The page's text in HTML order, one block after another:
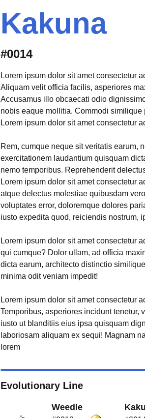
Kakuna
#0014
Lorem ipsum dolor sit amet consectetur
Aliquam velit officia facilis, asperiores
Accusamus illo obcaecati odio
nobis eaque mollitia. Commodi similique
Lorem ipsum dolor sit amet consectetur
Rem, cumque neque sit veritatis earum,
exercitationem laudantium quisquam
nemo temporibus. Reprehenderit
Lorem ipsum dolor sit amet consectetur
atque delectus molestiae quibusdam
voluptates error, doloremque dolores
iusto expedita quod, reiciendis nostrum,
Lorem ipsum dolor sit amet consectetur
qui cumque? Dolor ullam, ad officia
dicta earum, architecto distinctio
minima odit veniam impedit!
Lorem ipsum dolor sit amet consectetur
Temporibus, asperiores incidunt tenetur,
iusto ut blanditiis eius ipsa quisquam
laboriosam aliquam ex sequi! Magnam
lorem
Evolutionary Line
Weedle